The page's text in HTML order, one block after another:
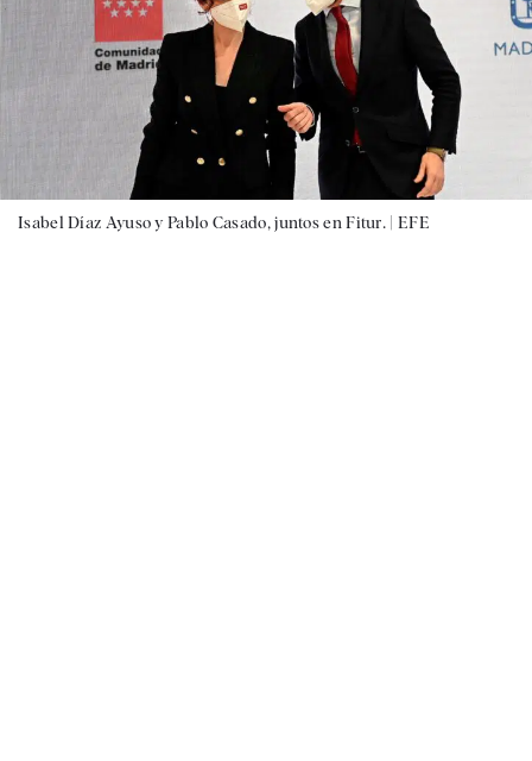
Isabel Díaz Ayuso y Pablo Casado, juntos en Fitur. | EFE